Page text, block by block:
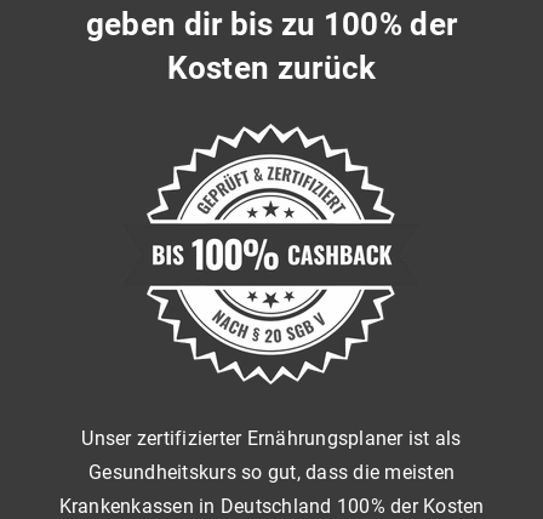
geben dir bis zu 100% der
Kosten zurück
Unser zertifizierter Ernährungsplaner ist als
Gesundheitskurs so gut, dass die meisten
Krankenkassen in Deutschland 100% der Kosten